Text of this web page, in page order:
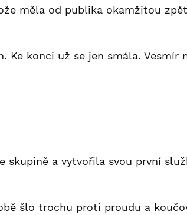
měla od publika okamžitou
Ke konci už se jen smála. Vesmír
skupině a vytvořila svou první
šlo trochu proti proudu a